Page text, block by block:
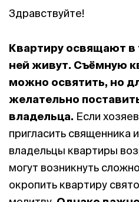
Здравствуйте!
Квартиру освящают в
ней живут. Съёмную
можно освятить, но
желательно
владельца. Если
пригласить священника
владельцы квартиры
могут возникнуть
окропить квартиру